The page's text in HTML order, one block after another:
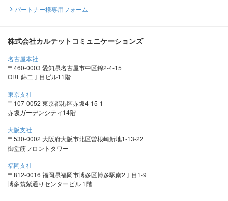
パートナー様専用フォーム
株式会社カルテットコミュニケーションズ
名古屋本社
〒460-0003 愛知県名古屋市中区錦2-4-15
ORE錦二丁目ビル11階
東京支社
〒107-0052 東京都港区赤坂4-15-1
赤坂ガーデンシティ14階
大阪支社
〒530-0002 大阪府大阪市北区曽根崎新地1-13-22
御堂筋フロントタワー
福岡支社
〒812-0016 福岡県福岡市博多区博多駅南2丁目1-9
博多筑紫通りセンタービル 1階